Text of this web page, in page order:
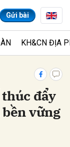
Gửi bài
KH&CN ĐỊA
đẩy
vững